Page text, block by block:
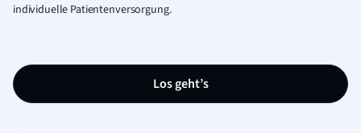
individuelle Patientenversorgung.
Los geht’s